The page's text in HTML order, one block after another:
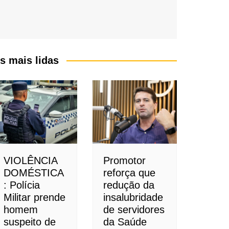
mais lidas
VIOLÊNCIA
DOMÉSTICA
: Polícia
Militar prende
homem
suspeito de
Promotor
reforça que
redução da
insalubridade
de servidores
da Saúde